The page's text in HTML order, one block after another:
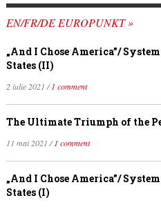
EN/FR/DE EUROPUNKT »
„And I Chose America”/
States (II)
2 iulie 2021 /1 comment
The Ultimate Triumph of the
11 mai 2021 /1 comment
„And I Chose America”/
States (I)